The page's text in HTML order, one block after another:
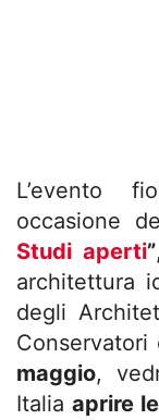
L’evento
occasione
Studi aperti”
architettura
degli
maggio,
Italiaaprire